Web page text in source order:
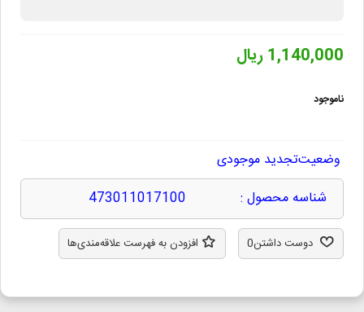
1,140,000 ریال
ناموجود
وضعیتتجدید موجودی
شناسه محصول :
473011017100
دوست داشتن0 افزودن به فهرست علاقه‌مندی‌ها